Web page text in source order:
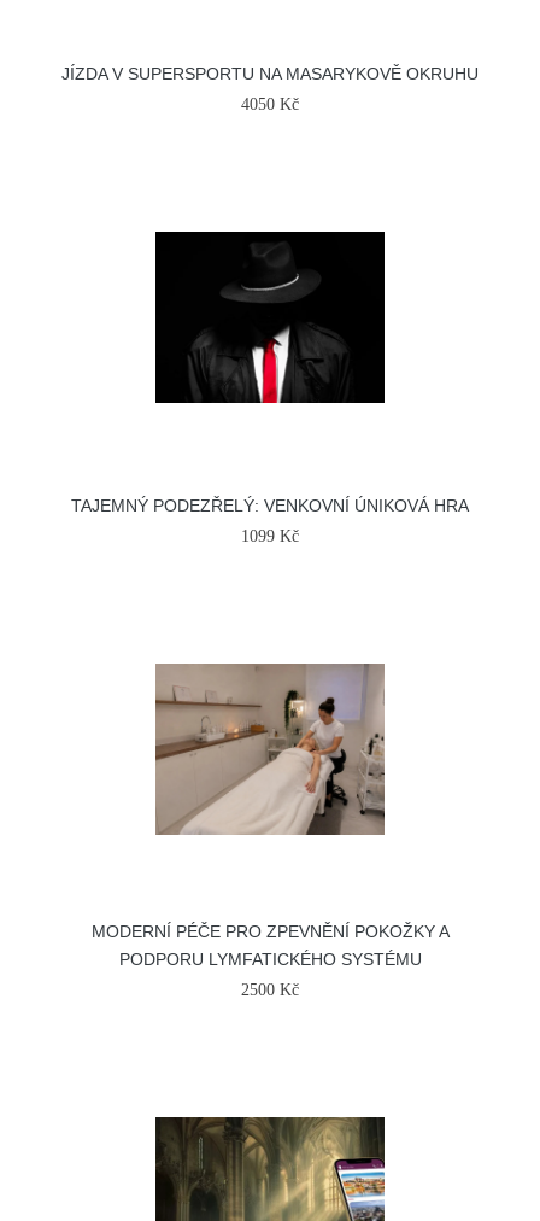
JÍZDA V SUPERSPORTU NA MASARYKOVĚ OKRUHU
4050 Kč
TAJEMNÝ PODEZŘELÝ: VENKOVNÍ ÚNIKOVÁ HRA
1099 Kč
MODERNÍ PÉČE PRO ZPEVNĚNÍ POKOŽKY A
PODPORU LYMFATICKÉHO SYSTÉMU
2500 Kč